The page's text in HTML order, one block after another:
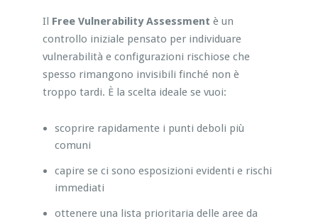
Il Free Vulnerability Assessment è un
controllo iniziale pensato per individuare
vulnerabilità e configurazioni rischiose che
spesso rimangono invisibili finché non è
troppo tardi. È la scelta ideale se vuoi:
scoprire rapidamente i punti deboli più
comuni
capire se ci sono esposizioni evidenti e rischi
immediati
ottenere una lista prioritaria delle aree da